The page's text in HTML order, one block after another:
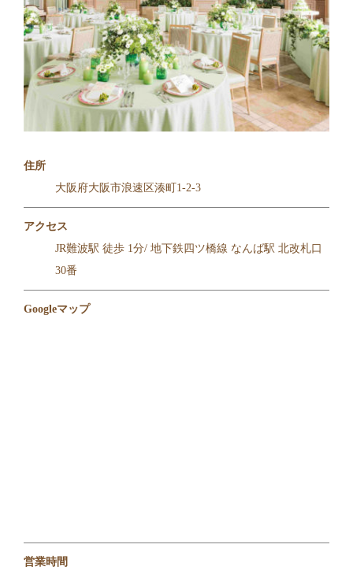
住所
大阪府大阪市浪速区湊町1-2-3
アクセス
JR難波駅 徒歩 1分/ 地下鉄四ツ橋線 なんば駅 北改札口
30番
Googleマップ
営業時間